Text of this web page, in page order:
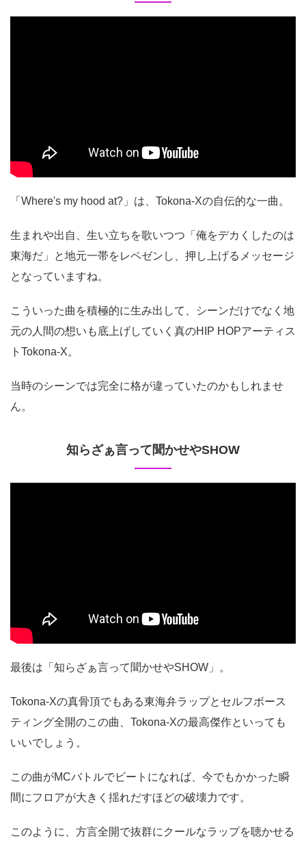
「Where's my hood at?」は、Tokona-Xの自伝的な一曲。
生まれや出自、生い立ちを歌いつつ「俺をデカくしたのは
東海だ」と地元一帯をレペゼンし、押し上げるメッセージ
となっていますね。
こういった曲を積極的に生み出して、シーンだけでなく地
元の人間の想いも底上げしていく真のHIP HOPアーティス
トTokona-X。
当時のシーンでは完全に格が違っていたのかもしれませ
ん。
知らざぁ言って聞かせやSHOW
最後は「知らざぁ言って聞かせやSHOW」。
Tokona-Xの真骨頂でもある東海弁ラップとセルフボース
ティング全開のこの曲、Tokona-Xの最高傑作といっても
いいでしょう。
この曲がMCバトルでビートになれば、今でもかかった瞬
間にフロアが大きく揺れだすほどの破壊力です。
このように、方言全開で抜群にクールなラップを聴かせる